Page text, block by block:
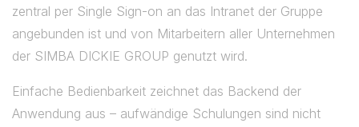
zentral per Single Sign-on an das Intranet der Gruppe
angebunden ist und von Mitarbeitern aller Unternehmen
der SIMBA DICKIE GROUP genutzt wird.
Einfache Bedienbarkeit zeichnet das Backend der
Anwendung aus – aufwändige Schulungen sind nicht